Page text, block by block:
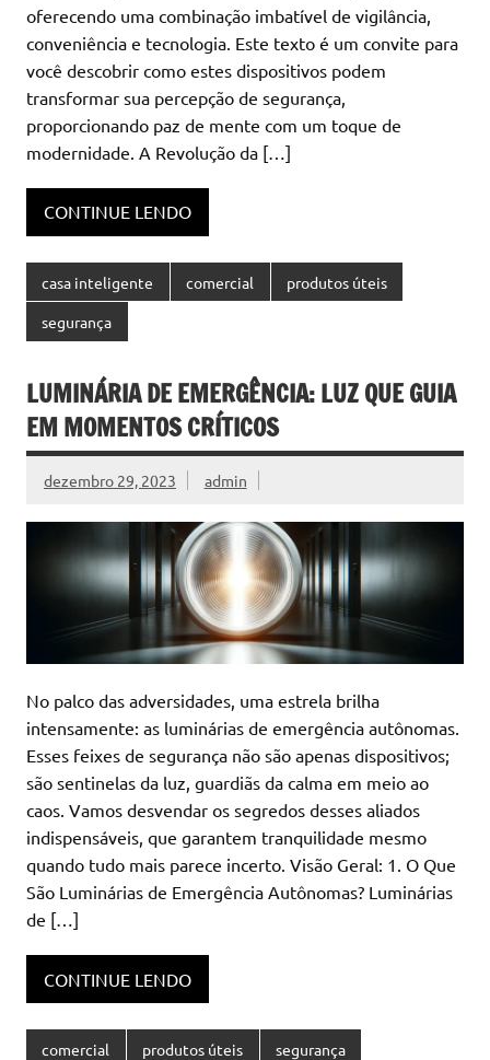
oferecendo uma combinação imbatível de vigilância,
conveniência e tecnologia. Este texto é um convite para
você descobrir como estes dispositivos podem
transformar sua percepção de segurança,
proporcionando paz de mente com um toque de
modernidade. A Revolução da […]
CONTINUE LENDO
casa inteligente comercial produtos úteis
segurança
LUMINÁRIA DE EMERGÊNCIA: LUZ QUE GUIA
EM MOMENTOS CRÍTICOS
dezembro 29, 2023 admin
No palco das adversidades, uma estrela brilha
intensamente: as luminárias de emergência autônomas.
Esses feixes de segurança não são apenas dispositivos;
são sentinelas da luz, guardiãs da calma em meio ao
caos. Vamos desvendar os segredos desses aliados
indispensáveis, que garantem tranquilidade mesmo
quando tudo mais parece incerto. Visão Geral: 1. O Que
São Luminárias de Emergência Autônomas? Luminárias
de […]
CONTINUE LENDO
comercial produtos úteis segurança